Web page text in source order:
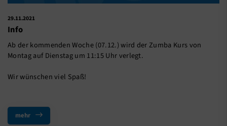
29.11.2021
Info
Ab der kommenden Woche (07.12.) wird der Zumba Kurs von
Montag auf Dienstag um 11:15 Uhr verlegt.
Wir wünschen viel Spaß!
mehr